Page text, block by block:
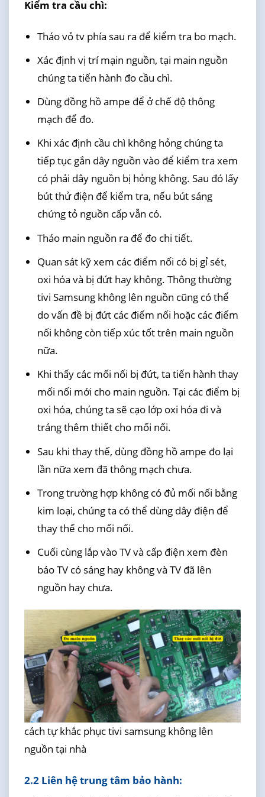
Kiểm tra cầu chì:
Tháo vỏ tv phía sau ra để kiểm tra bo mạch.
Xác định vị trí mạin nguồn, tại main nguồn
chúng ta tiến hành đo cầu chì.
Dùng đồng hồ ampe để ở chế độ thông
mạch để đo.
Khi xác định cầu chì không hỏng chúng ta
tiếp tục gắn dây nguồn vào để kiểm tra xem
có phải dây nguồn bị hỏng không. Sau đó lấy
bút thử điện để kiểm tra, nếu bút sáng
chứng tỏ nguồn cấp vẫn có.
Tháo main nguồn ra để đo chi tiết.
Quan sát kỹ xem các điểm nối có bị gỉ sét,
oxi hóa và bị đứt hay không. Thông thường
tivi Samsung không lên nguồn cũng có thể
do vấn đề bị đứt các điểm nối hoặc các điểm
nối không còn tiếp xúc tốt trên main nguồn
nữa.
Khi thấy các mối nối bị đứt, ta tiến hành thay
mối nối mới cho main nguồn. Tại các điểm bị
oxi hóa, chúng ta sẽ cạo lớp oxi hóa đi và
tráng thêm thiết cho mối nối.
Sau khi thay thế, dùng đồng hồ ampe đo lại
lần nữa xem đã thông mạch chưa.
Trong trường hợp không có đủ mối nối bằng
kim loại, chúng ta có thể dùng dây điện để
thay thế cho mối nối.
Cuối cùng lắp vào TV và cấp điện xem đèn
báo TV có sáng hay không và TV đã lên
nguồn hay chưa.
cách tự khắc phục tivi samsung không lên
nguồn tại nhà
2.2 Liên hệ trung tâm bảo hành: